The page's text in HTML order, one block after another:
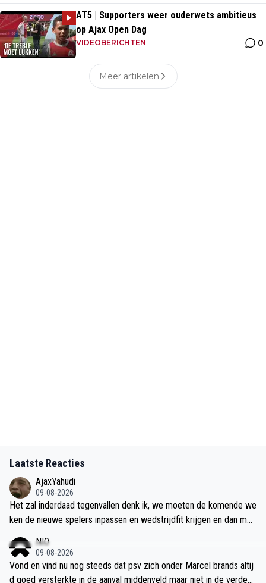
AT5 | Supporters weer ouderwets ambitieus
op Ajax Open Dag
VIDEOBERICHTEN 0
Meer artikelen
Laatste Reacties
AjaxYahudi
09-08-2026
Het zal inderdaad tegenvallen denk ik, we moeten de komende we
ken de nieuwe spelers inpassen en wedstrijdfit krijgen en dan moe
rna PSV thuis een schop onder de reet te geven hopelijk.
NIO
09-08-2026
Vond en vind nu nog steeds dat psv zich onder Marcel brands altij
d goed versterkte in de aanval middenveld maar niet in de verdedi